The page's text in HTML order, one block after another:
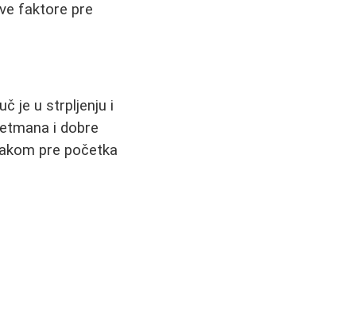
faktore pre
je u strpljenju i
i dobre
pre početka